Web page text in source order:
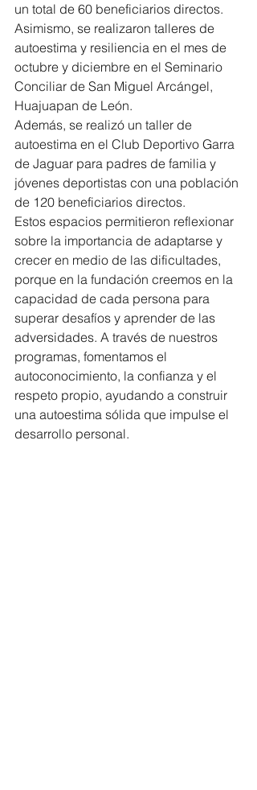
un total de 60 beneficiarios directos.
Asimismo, se realizaron talleres de
autoestima y resiliencia en el mes de
octubre y diciembre en el Seminario
Conciliar de San Miguel Arcángel,
Huajuapan de León.
Además, se realizó un taller de
autoestima en el Club Deportivo Garra
de Jaguar para padres de familia y
jóvenes deportistas con una población
de 120 beneficiarios directos.
Estos espacios permitieron reflexionar
sobre la importancia de adaptarse y
crecer en medio de las dificultades,
porque en la fundación creemos en la
capacidad de cada persona para
superar desafíos y aprender de las
adversidades. A través de nuestros
programas, fomentamos el
autoconocimiento, la confianza y el
respeto propio, ayudando a construir
una autoestima sólida que impulse el
desarrollo personal.